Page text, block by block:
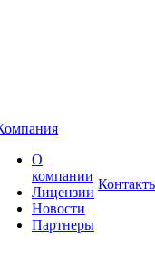
О
компании
Лицензии
Новости
Партнеры